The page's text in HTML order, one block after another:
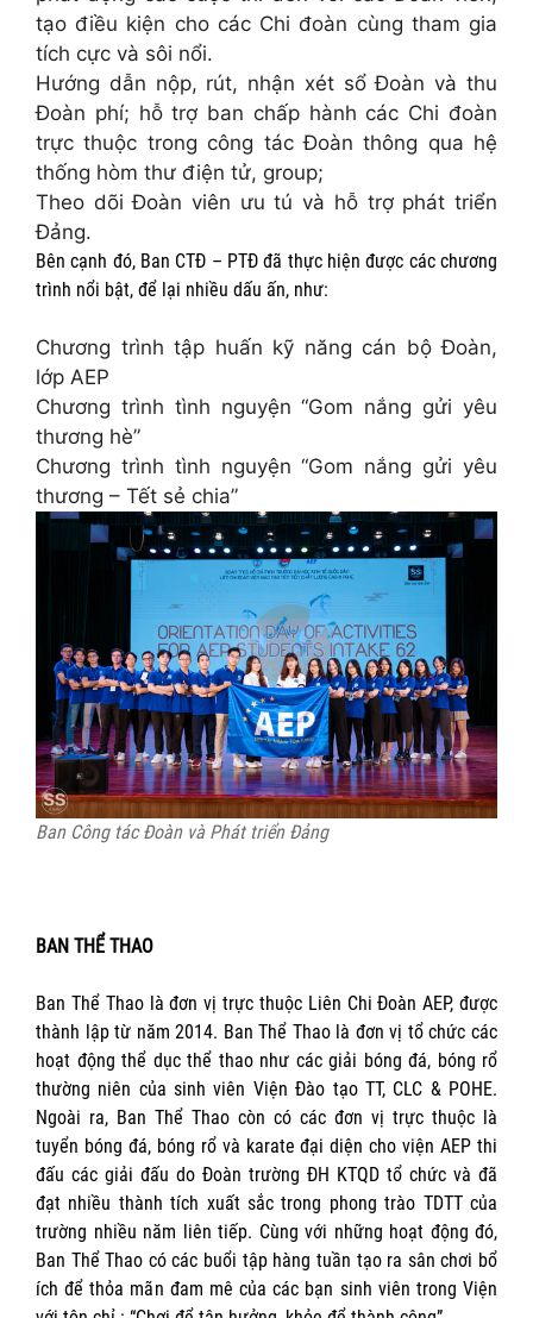
tạo điều kiện cho các Chi đoàn cùng tham gia
tích cực và sôi nổi.
Hướng dẫn nộp, rút, nhận xét sổ Đoàn và thu
Đoàn phí; hỗ trợ ban chấp hành các Chi đoàn
trực thuộc trong công tác Đoàn thông qua hệ
thống hòm thư điện tử, group;
Theo dõi Đoàn viên ưu tú và hỗ trợ phát triển
Đảng.
Bên cạnh đó, Ban CTĐ – PTĐ đã thực hiện được các chương
trình nổi bật, để lại nhiều dấu ấn, như:
Chương trình tập huấn kỹ năng cán bộ Đoàn,
lớp AEP
Chương trình tình nguyện “Gom nắng gửi yêu
thương hè”
Chương trình tình nguyện “Gom nắng gửi yêu
thương – Tết sẻ chia”
Ban Công tác Đoàn và Phát triển Đảng
BAN THỂ THAO
Ban Thể Thao là đơn vị trực thuộc Liên Chi Đoàn AEP, được
thành lập từ năm 2014. Ban Thể Thao là đơn vị tổ chức các
hoạt động thể dục thể thao như các giải bóng đá, bóng rổ
thường niên của sinh viên Viện Đào tạo TT, CLC & POHE.
Ngoài ra, Ban Thể Thao còn có các đơn vị trực thuộc là
tuyển bóng đá, bóng rổ và karate đại diện cho viện AEP thi
đấu các giải đấu do Đoàn trường ĐH KTQD tổ chức và đã
đạt nhiều thành tích xuất sắc trong phong trào TDTT của
trường nhiều năm liên tiếp. Cùng với những hoạt động đó,
Ban Thể Thao có các buổi tập hàng tuần tạo ra sân chơi bổ
ích để thỏa mãn đam mê của các bạn sinh viên trong Viện